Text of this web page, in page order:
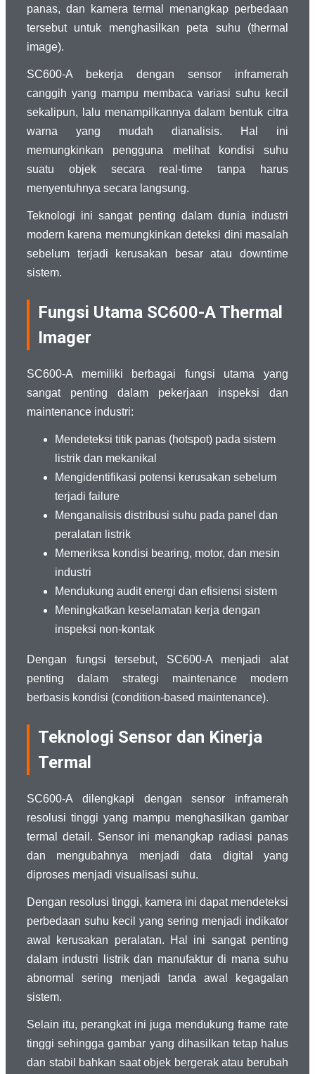
panas, dan kamera termal menangkap perbedaan
tersebut untuk menghasilkan peta suhu (thermal
image).
SC600-A bekerja dengan sensor inframerah
canggih yang mampu membaca variasi suhu kecil
sekalipun, lalu menampilkannya dalam bentuk citra
warna yang mudah dianalisis. Hal ini
memungkinkan pengguna melihat kondisi suhu
suatu objek secara real-time tanpa harus
menyentuhnya secara langsung.
Teknologi ini sangat penting dalam dunia industri
modern karena memungkinkan deteksi dini masalah
sebelum terjadi kerusakan besar atau downtime
sistem.
Fungsi Utama SC600-A Thermal
Imager
SC600-A memiliki berbagai fungsi utama yang
sangat penting dalam pekerjaan inspeksi dan
maintenance industri:
Mendeteksi titik panas (hotspot) pada sistem
listrik dan mekanikal
Mengidentifikasi potensi kerusakan sebelum
terjadi failure
Menganalisis distribusi suhu pada panel dan
peralatan listrik
Memeriksa kondisi bearing, motor, dan mesin
industri
Mendukung audit energi dan efisiensi sistem
Meningkatkan keselamatan kerja dengan
inspeksi non-kontak
Dengan fungsi tersebut, SC600-A menjadi alat
penting dalam strategi maintenance modern
berbasis kondisi (condition-based maintenance).
Teknologi Sensor dan Kinerja
Termal
SC600-A dilengkapi dengan sensor inframerah
resolusi tinggi yang mampu menghasilkan gambar
termal detail. Sensor ini menangkap radiasi panas
dan mengubahnya menjadi data digital yang
diproses menjadi visualisasi suhu.
Dengan resolusi tinggi, kamera ini dapat mendeteksi
perbedaan suhu kecil yang sering menjadi indikator
awal kerusakan peralatan. Hal ini sangat penting
dalam industri listrik dan manufaktur di mana suhu
abnormal sering menjadi tanda awal kegagalan
sistem.
Selain itu, perangkat ini juga mendukung frame rate
tinggi sehingga gambar yang dihasilkan tetap halus
dan stabil bahkan saat objek bergerak atau berubah